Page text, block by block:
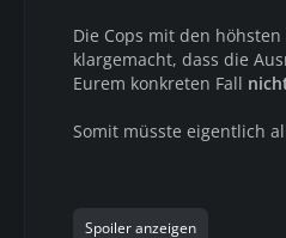
Die Cops mit den
klargemacht, dass die
Eurem konkreten Fall
Somit müsste eigentlich
Spoiler anzeigen